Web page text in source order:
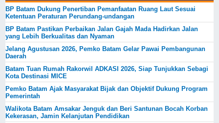
BP Batam Dukung Penertiban Pemanfaatan Ruang Laut Sesuai
Ketentuan Peraturan Perundang-undangan
BP Batam Pastikan Perbaikan Jalan Gajah Mada Hadirkan Jalan
yang Lebih Berkualitas dan Nyaman
Jelang Agustusan 2026, Pemko Batam Gelar Pawai Pembangunan
Daerah
Batam Tuan Rumah Rakorwil ADKASI 2026, Siap Tunjukkan Sebagi
Kota Destinasi MICE
Pemko Batam Ajak Masyarakat Bijak dan Objektif Dukung Program
Pemerintah
Walikota Batam Amsakar Jenguk dan Beri Santunan Bocah Korban
Kekerasan, Jamin Kelanjutan Pendidikan